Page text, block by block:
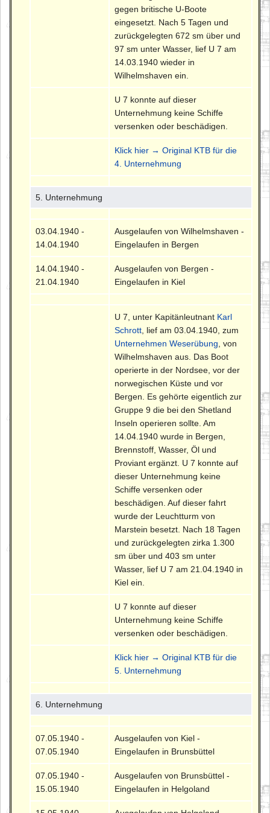
gegen britische U-Boote
eingesetzt. Nach 5 Tagen und
zurückgelegten 672 sm über und
97 sm unter Wasser, lief U 7 am
14.03.1940 wieder in
Wilhelmshaven ein.
U 7 konnte auf dieser
Unternehmung keine Schiffe
versenken oder beschädigen.
Klick hier → Original KTB für die
4. Unternehmung
5. Unternehmung
03.04.1940 -
14.04.1940
Ausgelaufen von Wilhelmshaven -
Eingelaufen in Bergen
14.04.1940 -
21.04.1940
Ausgelaufen von Bergen -
Eingelaufen in Kiel
U 7, unter Kapitänleutnant Karl
Schrott , lief am 03.04.1940, zum
Unternehmen Weserübung , von
Wilhelmshaven aus. Das Boot
operierte in der Nordsee, vor der
norwegischen Küste und vor
Bergen. Es gehörte eigentlich zur
Gruppe 9 die bei den Shetland
Inseln operieren sollte. Am
14.04.1940 wurde in Bergen,
Brennstoff, Wasser, Öl und
Proviant ergänzt. U 7 konnte auf
dieser Unternehmung keine
Schiffe versenken oder
beschädigen. Auf dieser fahrt
wurde der Leuchtturm von
Marstein besetzt. Nach 18 Tagen
und zurückgelegten zirka 1.300
sm über und 403 sm unter
Wasser, lief U 7 am 21.04.1940 in
Kiel ein.
U 7 konnte auf dieser
Unternehmung keine Schiffe
versenken oder beschädigen.
Klick hier → Original KTB für die
5. Unternehmung
6. Unternehmung
07.05.1940 -
07.05.1940
Ausgelaufen von Kiel -
Eingelaufen in Brunsbüttel
07.05.1940 -
15.05.1940
Ausgelaufen von Brunsbüttel -
Eingelaufen in Helgoland